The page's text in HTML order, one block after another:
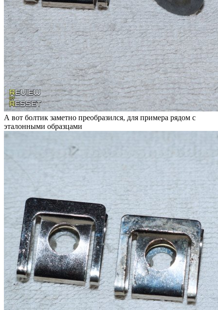
А вот болтик заметно преобразился, для примера рядом с
эталонными образцами